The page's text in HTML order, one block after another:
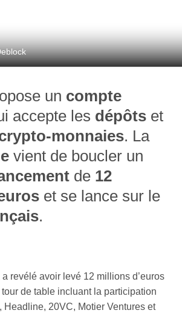
un compte
accepte les dépôts et
monnaies. La
vient de boucler un
de 12
et se lance sur le
.
revélé avoir levé 12 millions d’euros
tour de table incluant la participation
Headline, 20VC, Motier Ventures et